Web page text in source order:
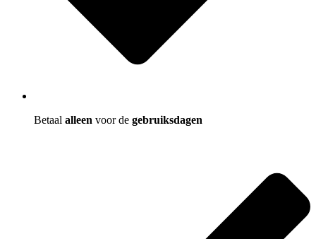
Betaal alleen voor de gebruiksdagen